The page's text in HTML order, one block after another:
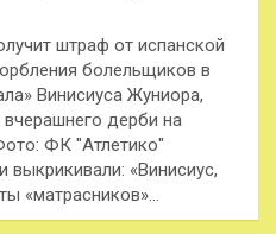
штраф от испанской
болельщиков в
Винисиуса Жуниора,
дерби на
ФК "Атлетико"
«Винисиус,
«матрасников»…